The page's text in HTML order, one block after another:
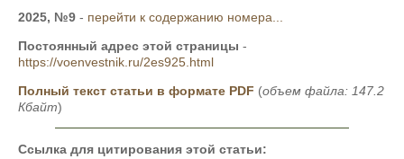
2025, №9 - перейти к содержанию номера...
Постоянный адрес этой страницы -
https://voenvestnik.ru/2es925.html
Полный текст статьи в формате PDF (объем файла: 147.2
Кбайт)
Ссылка для цитирования этой статьи: